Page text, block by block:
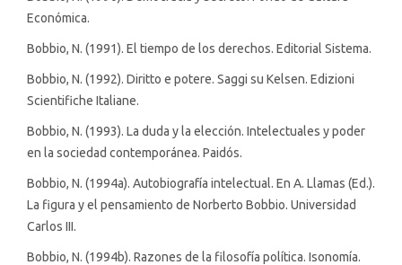
Económica.
Bobbio, N. (1991). El tiempo de los derechos. Editorial Sistema.
Bobbio, N. (1992). Diritto e potere. Saggi su Kelsen. Edizioni
Scientifiche Italiane.
Bobbio, N. (1993). La duda y la elección. Intelectuales y poder
en la sociedad contemporánea. Paidós.
Bobbio, N. (1994a). Autobiografía intelectual. En A. Llamas (Ed.).
La figura y el pensamiento de Norberto Bobbio. Universidad
Carlos III.
Bobbio, N. (1994b). Razones de la filosofía política. Isonomía.